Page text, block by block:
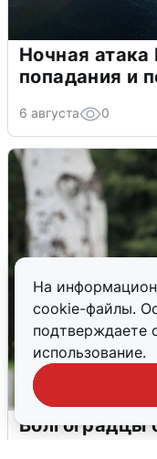
На
cookie-файлы.
подтверждаете
использование.
Ночная
попадания и
6 августа 0
Волгоградцы